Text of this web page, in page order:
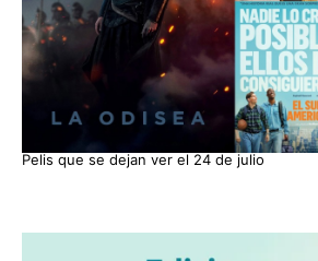
Pelis que se dejan ver el 24 de julio